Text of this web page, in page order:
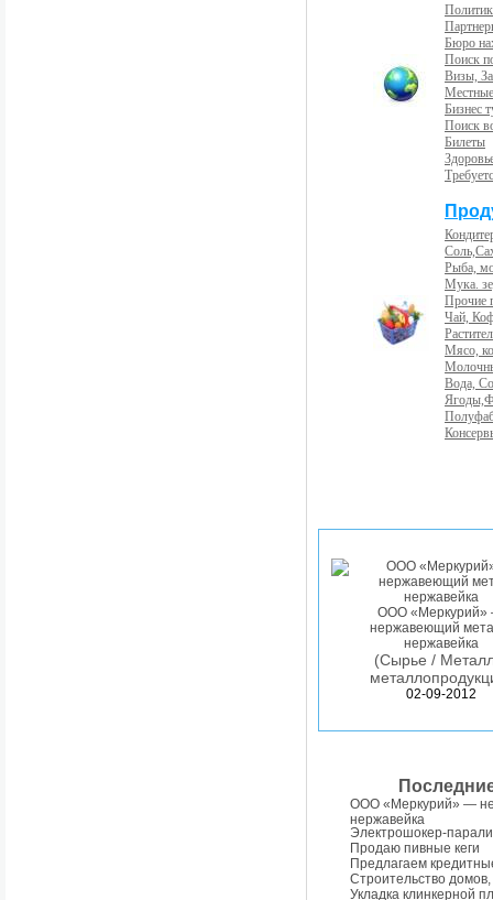
Бюро
Поиск
Визы,
Бизнес
Поиск
Билеты
Рыба,
Мука.
Прочие
Чай,
Мясо,
Вода,
ООО
нержавеющий
нержавейка
(Сырье /
02-09-2012
ООО «Меркурий» —
нержавейка
Электрошокер-
Продаю пивные кеги
Предлагаем
Строительство
Укладка клинкерной